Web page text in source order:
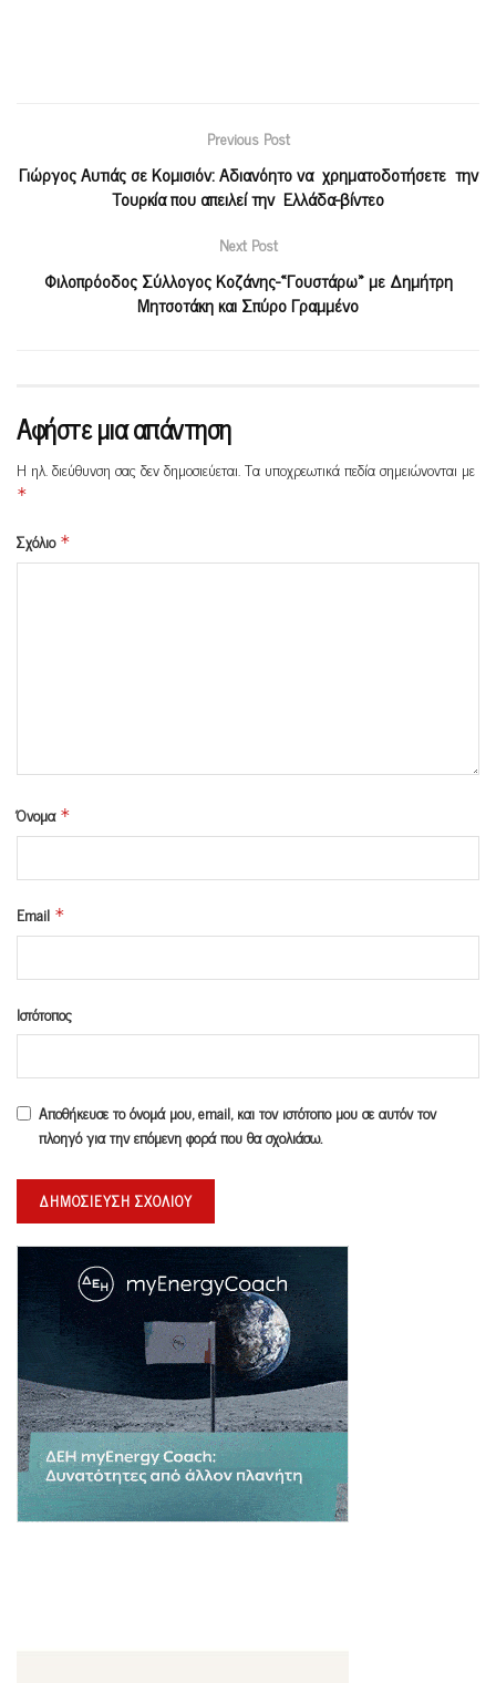
Previous Post
Γιώργος Αυτιάς σε Κομισιόν: Αδιανόητο να χρηματοδοτήσετε την
Τουρκία που απειλεί την Ελλάδα-βίντεο
Next Post
Φιλοπρόοδος Σύλλογος Κοζάνης-«Γουστάρω» με Δημήτρη
Μητσοτάκη και Σπύρο Γραμμένο
Αφήστε μια απάντηση
Η ηλ. διεύθυνση σας δεν δημοσιεύεται.Τα υποχρεωτικά πεδία σημειώνονται με
*
Σχόλιο *
Όνομα *
Email *
Ιστότοπος
Αποθήκευσε το όνομά μου, email, και τον ιστότοπο μου σε αυτόν τον
πλοηγό για την επόμενη φορά που θα σχολιάσω.